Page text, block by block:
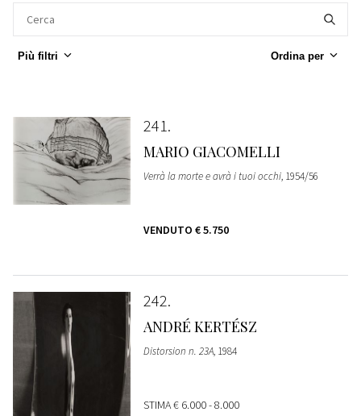
Più filtri Ordina per
241
MARIO GIACOMELLI
Verrà la morte e avrà i tuoi occhi, 1954/56
VENDUTO € 5.750
242
ANDRÉ KERTÉSZ
Distorsion n. 23A, 1984
STIMA€ 6.000 - 8.000